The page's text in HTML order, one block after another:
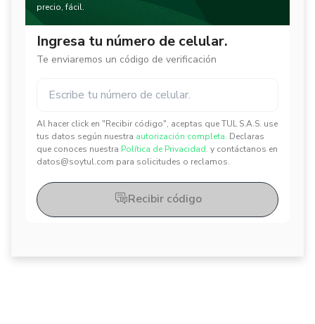
precio, fácil.
Ingresa tu número de celular.
Te enviaremos un código de verificación
Al hacer click en "Recibir código", aceptas que TUL S.A.S. use
tus datos según nuestra autorización completa. Declaras
que conoces nuestra Política de Privacidad. y contáctanos en
datos@soytul.com para solicitudes o reclamos.
✕
✕
Recibir código